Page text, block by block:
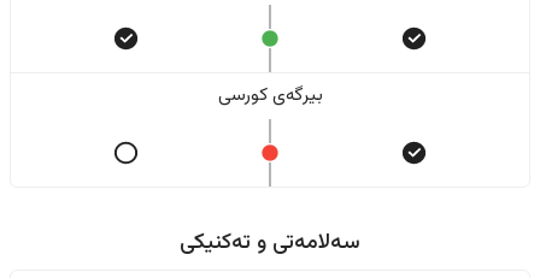
بیرگەی کورسی
سەلامەتی و تەکنیکی